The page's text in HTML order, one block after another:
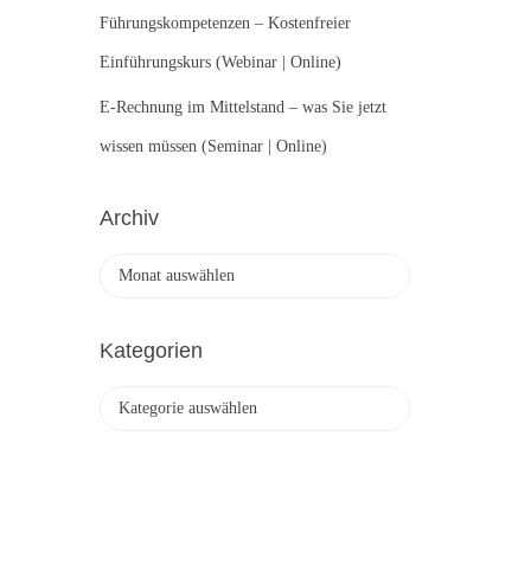
Führungskompetenzen – Kostenfreier
Einführungskurs (Webinar | Online)
E-Rechnung im Mittelstand – was Sie jetzt
wissen müssen (Seminar | Online)
Archiv
h
Kategorien